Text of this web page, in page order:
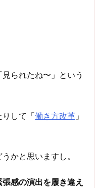
られたね〜」という
して「働き方改革 」
かと思いますし。
感の演出を履き違え